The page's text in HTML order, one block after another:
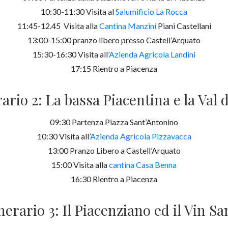
10:30-11:30 Visita alSalumificio La Rocca
11:45-12.45 Visita allaCantina ManziniPiani Castellani
13:00-15:00 pranzo libero presso Castell’Arquato
15:30-16:30 Visita all’Azienda Agricola Landini
17:15 Rientro a Piacenza
2: La bassa Piacentina e la Val
09:30 Partenza Piazza Sant’Antonino
10:30 Visita all’Azienda Agricola Pizzavacca
13:00 Pranzo Libero a Castell’Arquato
15:00 Visita allacantina Casa Benna
16:30 Rientro a Piacenza
3: Il Piacenziano ed il Vin